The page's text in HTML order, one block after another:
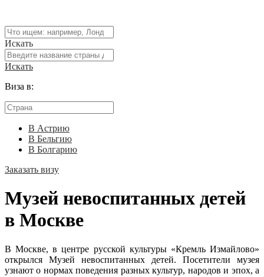
Искать
Искать
Виза в:
В Астрию
В Бельгию
В Болгарию
Заказать визу
Музей невоспитанных детей
в Москве
В Москве, в центре русской культуры «Кремль Измайлово»
открылся Музей невоспитанных детей. Посетители музея
узнают о нормах поведения разных культур, народов и эпох, а